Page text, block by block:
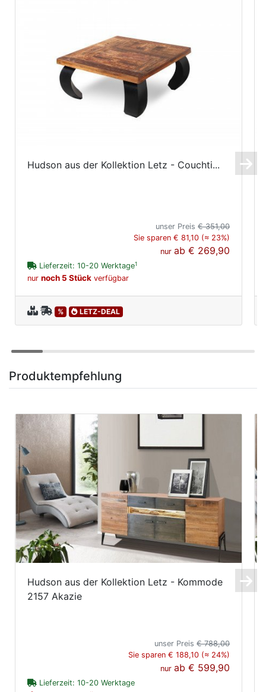
Hudson aus der Kollektion Letz - Couchti...
unser Preis€ 351,00
Sie sparen € 81,10 (≈ 23%)
nurab€ 269,90
Lieferzeit: 10-20 Werktage1
nur noch 5 Stück verfügbar
% LETZ-DEAL
Produktempfehlung
Hudson aus der Kollektion Letz - Kommode
2157 Akazie
unser Preis€ 788,00
Sie sparen € 188,10 (≈ 24%)
nurab€ 599,90
Lieferzeit: 10-20 Werktage